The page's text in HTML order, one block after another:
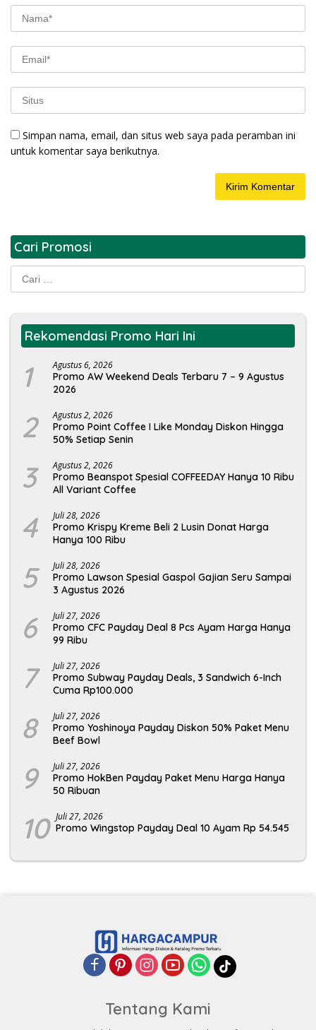
Simpan nama, email, dan situs web saya pada peramban ini
untuk komentar saya berikutnya.
Cari Promosi
Cari
untuk:
Rekomendasi Promo Hari Ini
1 Agustus 6, 2026
Promo AW Weekend Deals Terbaru 7 – 9 Agustus
2026
2 Agustus 2, 2026
Promo Point Coffee I Like Monday Diskon Hingga
50% Setiap Senin
3 Agustus 2, 2026
Promo Beanspot Spesial COFFEEDAY Hanya 10 Ribu
All Variant Coffee
4 Juli 28, 2026
Promo Krispy Kreme Beli 2 Lusin Donat Harga
Hanya 100 Ribu
5 Juli 28, 2026
Promo Lawson Spesial Gaspol Gajian Seru Sampai
3 Agustus 2026
6 Juli 27, 2026
Promo CFC Payday Deal 8 Pcs Ayam Harga Hanya
99 Ribu
7 Juli 27, 2026
Promo Subway Payday Deals, 3 Sandwich 6-Inch
Cuma Rp100.000
8 Juli 27, 2026
Promo Yoshinoya Payday Diskon 50% Paket Menu
Beef Bowl
9 Juli 27, 2026
Promo HokBen Payday Paket Menu Harga Hanya
50 Ribuan
10 Juli 27, 2026
Promo Wingstop Payday Deal 10 Ayam Rp 54.545
Tentang Kami